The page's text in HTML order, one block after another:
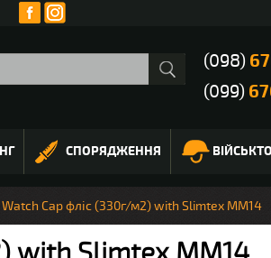
(098)
(099)
СПОРЯДЖЕННЯ
Cap фліс (330г/м2) with Slimtex MM14